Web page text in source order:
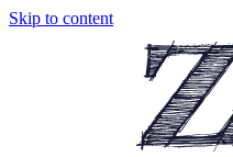
Skip to content